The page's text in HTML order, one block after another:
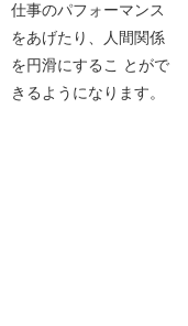
仕事のパフォーマンス
をあげたり、人間関係
を円滑にするこ とがで
きるようになります。